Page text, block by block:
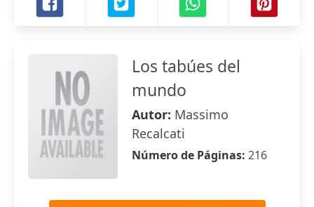
Los tabúes del
mundo
Autor: Massimo
Recalcati
Número de Páginas: 216